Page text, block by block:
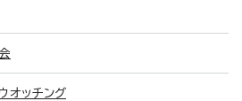
オッチング